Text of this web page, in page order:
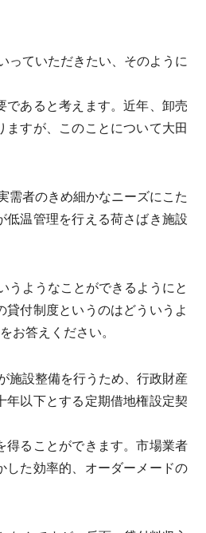
ていただきたい、そのように
あると考えます。近年、卸売
すが、このことについて大田
者のきめ細かなニーズにこた
低温管理を行える荷さばき施設
ようなことができるようにと
付制度というのはどういうよ
お答えください。
施設整備を行うため、行政財産
年以下とする定期借地権設定契
ることができます。市場業者
した効率的、オーダーメードの